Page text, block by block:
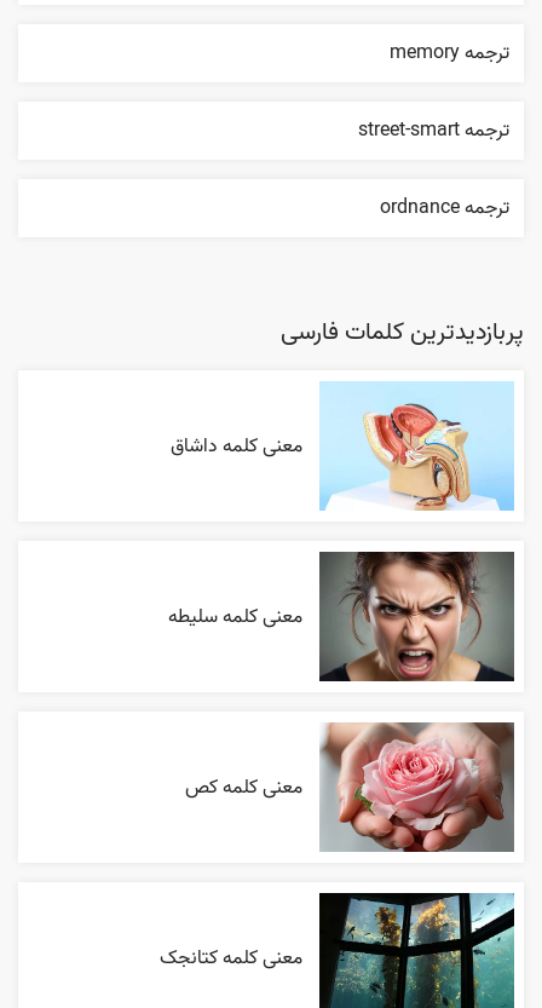
ترجمه memory
ترجمه street-smart
ترجمه ordnance
پربازدیدترین کلمات فارسی
معنی کلمه داشاق
معنی کلمه سلیطه
معنی کلمه کص
معنی کلمه کتانجک